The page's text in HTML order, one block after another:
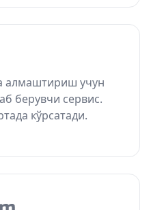
алмаштириш учун
берувчи сервис.
кўрсатади.